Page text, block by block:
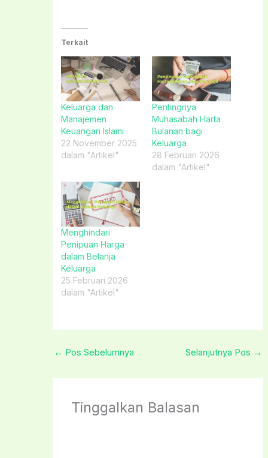
Terkait
Keluarga dan
Manajemen
Keuangan Islami
22 November 2025
dalam "Artikel"
Pentingnya
Muhasabah Harta
Bulanan bagi
Keluarga
28 Februari 2026
dalam "Artikel"
Menghindari
Penipuan Harga
dalam Belanja
Keluarga
25 Februari 2026
dalam "Artikel"
← Pos Sebelumnya Selanjutnya Pos →
Tinggalkan Balasan